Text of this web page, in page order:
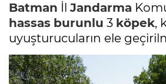
Batman İl Jandarma
hassas burunlu 3 köpek,
uyuşturucuların ele